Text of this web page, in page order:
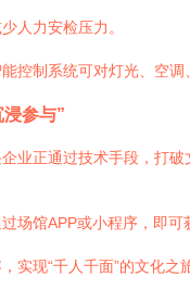
人力安检压力。
控制系统可对灯光、空
参与”
业正通过技术手段，打
场馆APP或小程序，即
实现“千人千面”的文化之旅